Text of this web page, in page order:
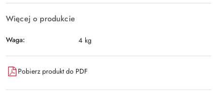
Więcej o produkcie
Waga: 4 kg
Pobierz produkt do PDF